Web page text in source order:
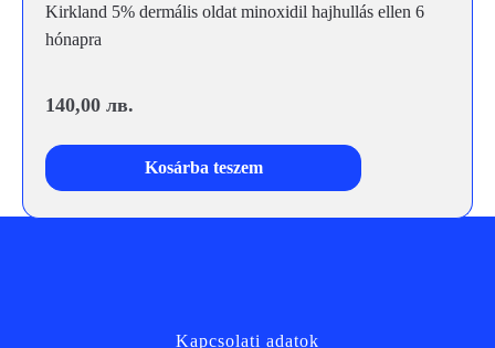
Kirkland 5% dermális oldat minoxidil hajhullás ellen 6
hónapra
140,00 лв.
Kosárba teszem
Kapcsolati adatok